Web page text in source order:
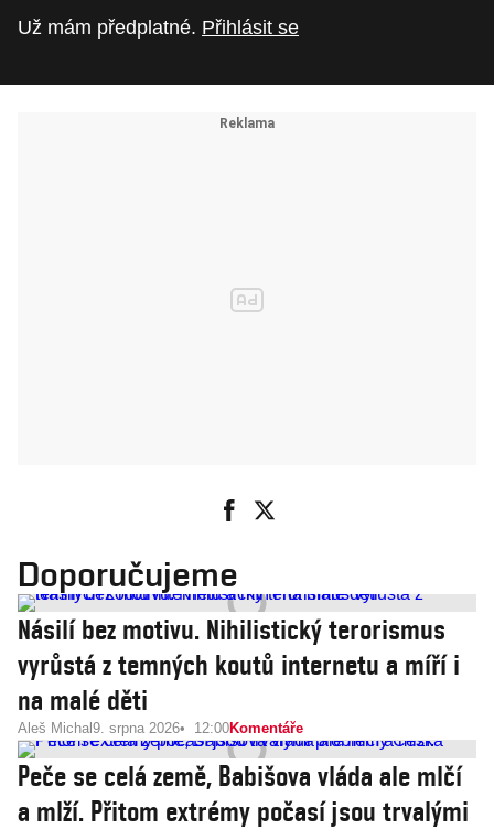
Už mám předplatné. Přihlásit se
Doporučujeme
Násilí bez motivu. Nihilistický terorismus
vyrůstá z temných koutů internetu a míří i
na malé děti
Aleš Michal 9. srpna 2026 12:00Komentáře
Peče se celá země, Babišova vláda ale mlčí
a mlží. Přitom extrémy počasí jsou trvalými